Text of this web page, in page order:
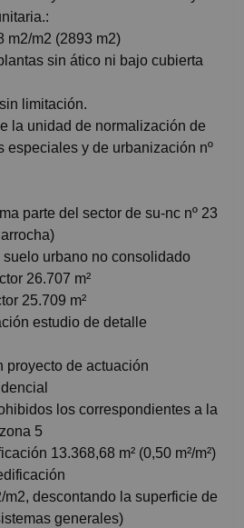
m2/m2 (2893 m2)
sin ático ni bajo cubierta
limitación.
la unidad de normalización de
especiales y de urbanización nº
parte del sector de su-nc nº 23
urbano no consolidado
26.707 m²
25.709 m²
estudio de detalle
proyecto de actuación
los correspondientes a la
5
13.368,68 m² (0,50 m²/m²)
m2, descontando la superficie de
generales)